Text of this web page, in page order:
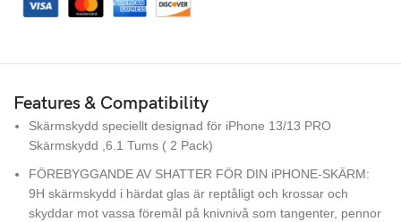
Features & Compatibility
Skärmskydd speciellt designad för iPhone 13/13 PRO
Skärmskydd ,6.1 Tums ( 2 Pack)
FÖREBYGGANDE AV SHATTER FÖR DIN iPHONE-SKÄRM:
9H skärmskydd i härdat glas är reptåligt och krossar och
skyddar mot vassa föremål på knivnivå som tangenter, pennor